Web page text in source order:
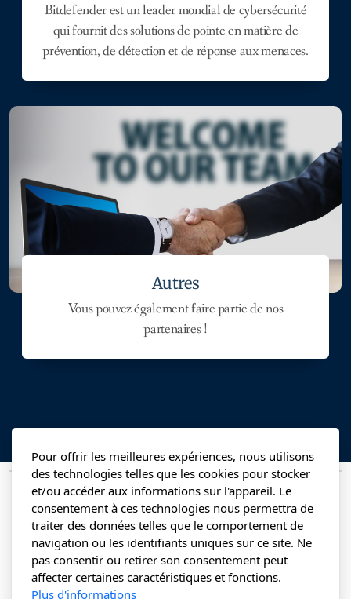
Bitdefender est un leader mondial de cybersécurité
qui fournit des solutions de pointe en matière de
prévention, de détection et de réponse aux menaces.
Autres
Vous pouvez également faire partie de nos
partenaires !
Pour offrir les meilleures expériences, nous utilisons
des technologies telles que les cookies pour stocker
et/ou accéder aux informations sur l'appareil. Le
consentement à ces technologies nous permettra de
traiter des données telles que le comportement de
navigation ou les identifiants uniques sur ce site. Ne
pas consentir ou retirer son consentement peut
affecter certaines caractéristiques et fonctions.
Plus d'informations